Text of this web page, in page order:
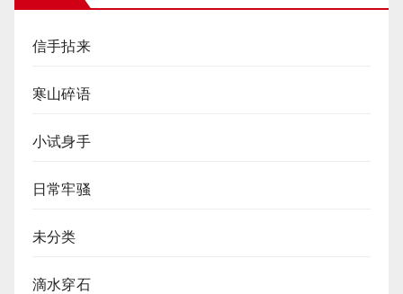
信手拈来
寒山碎语
小试身手
日常牢骚
未分类
滴水穿石